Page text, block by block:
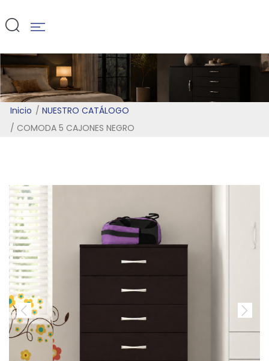
Inicio
NUESTRO CATÁLOGO
COMODA 5 CAJONES NEGRO